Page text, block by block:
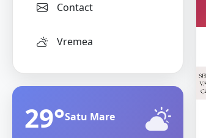
Contact
Vremea
29°Satu Mare